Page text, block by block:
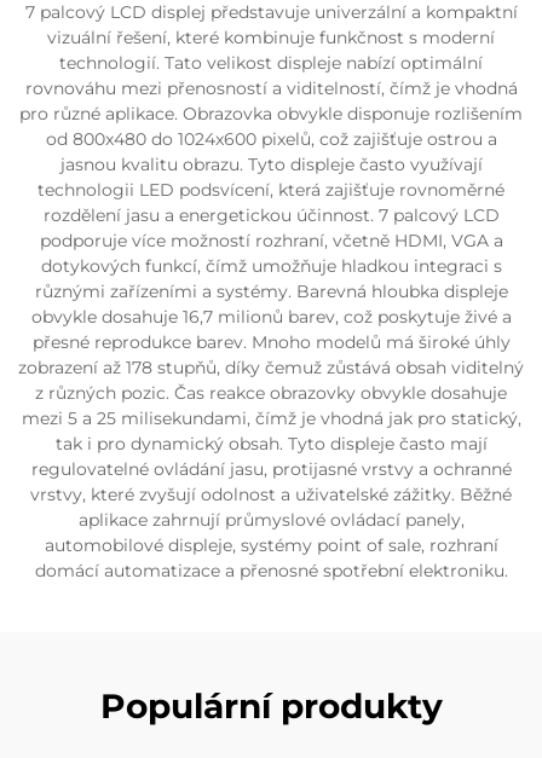
7 palcový LCD displej představuje univerzální a kompaktní
vizuální řešení, které kombinuje funkčnost s moderní
technologií. Tato velikost displeje nabízí optimální
rovnováhu mezi přenosností a viditelností, čímž je vhodná
pro různé aplikace. Obrazovka obvykle disponuje rozlišením
od 800x480 do 1024x600 pixelů, což zajišťuje ostrou a
jasnou kvalitu obrazu. Tyto displeje často využívají
technologii LED podsvícení, která zajišťuje rovnoměrné
rozdělení jasu a energetickou účinnost. 7 palcový LCD
podporuje více možností rozhraní, včetně HDMI, VGA a
dotykových funkcí, čímž umožňuje hladkou integraci s
různými zařízeními a systémy. Barevná hloubka displeje
obvykle dosahuje 16,7 milionů barev, což poskytuje živé a
přesné reprodukce barev. Mnoho modelů má široké úhly
zobrazení až 178 stupňů, díky čemuž zůstává obsah viditelný
z různých pozic. Čas reakce obrazovky obvykle dosahuje
mezi 5 a 25 milisekundami, čímž je vhodná jak pro statický,
tak i pro dynamický obsah. Tyto displeje často mají
regulovatelné ovládání jasu, protijasné vrstvy a ochranné
vrstvy, které zvyšují odolnost a uživatelské zážitky. Běžné
aplikace zahrnují průmyslové ovládací panely,
automobilové displeje, systémy point of sale, rozhraní
domácí automatizace a přenosné spotřební elektroniku.
Populární produkty